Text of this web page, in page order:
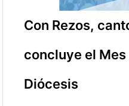
Con Rezos,
concluye el
Diócesis